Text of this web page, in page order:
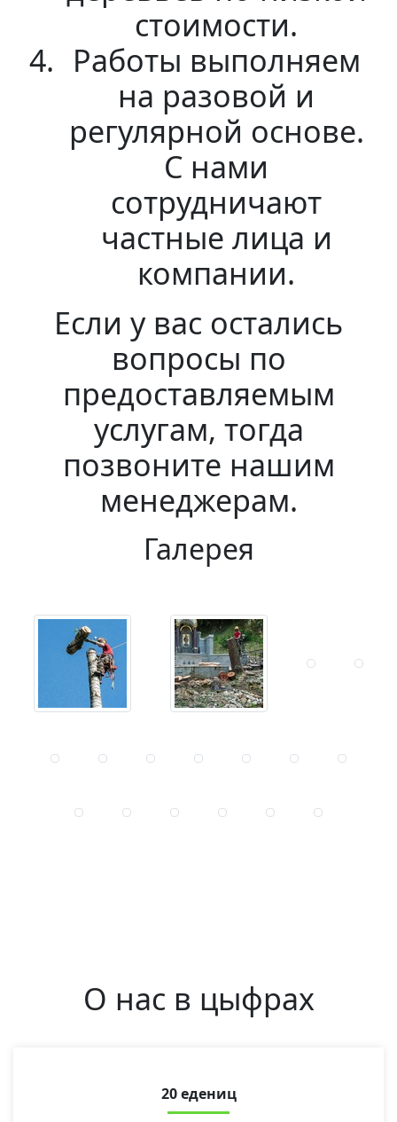
стоимости.
Работы выполняем
на разовой и
регулярной основе.
С нами
сотрудничают
частные лица и
компании.
Если у вас остались
вопросы по
предоставляемым
услугам, тогда
позвоните нашим
менеджерам.
Галерея
О нас в цыфрах
20 едениц